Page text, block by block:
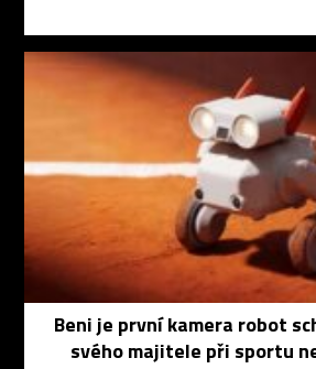
Beni je první kamera robot
svého majitele při sportu